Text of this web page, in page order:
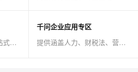
提供MCP、AI应用等一站式AI解决方案
千问企业应用专区
提供涵盖人力、财税法、营销、客服等AI方案